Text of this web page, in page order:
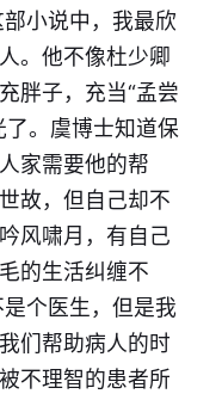
小说中，我最欣
。他不像杜少卿
胖子，充当“孟尝
。虞博士知道保
家需要他的帮
故，但自己却不
风啸月，有自己
的生活纠缠不
个医生，但是我
们帮助病人的时
不理智的患者所